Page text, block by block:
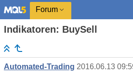
Forum
Indikatoren: BuySell
Automated-Trading 2016.06.13